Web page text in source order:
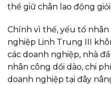
thể giữ chân lao động
Chính vì thế, yếu tố nhân
nghiệp Linh Trung III
các doanh nghiệp, nhà
nhân công dồi dào, chi
doanh nghiệp tại đây